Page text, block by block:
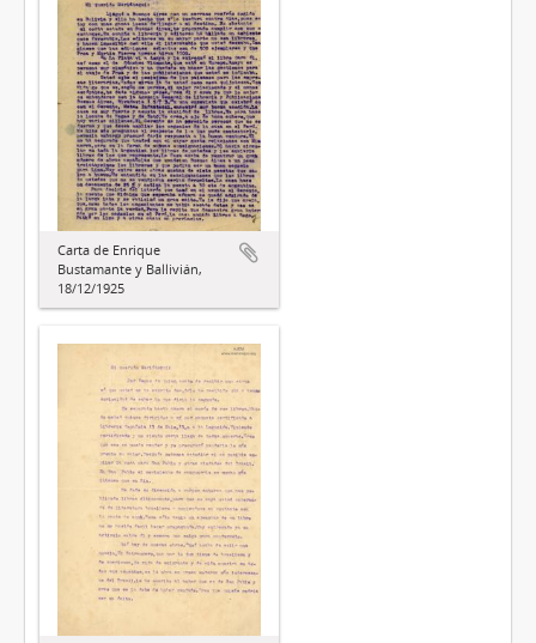
Carta de Enrique
Bustamante y Ballivián,
18/12/1925